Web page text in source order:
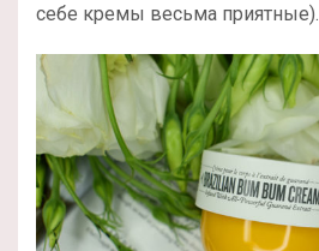
себе кремы весьма приятные).